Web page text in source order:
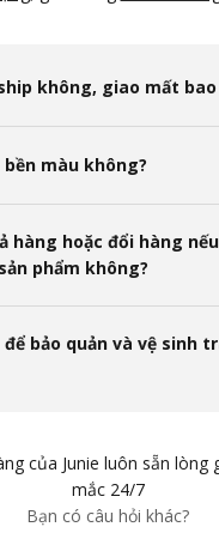
không, giao mất bao
bền màu không?
hàng hoặc đổi hàng
phẩm không?
bảo quản và vệ sinh
của Junie luôn sẵn lòng
mắc 24/7
Bạn có câu hỏi khác?